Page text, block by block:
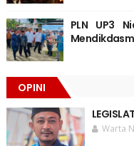
PLN UP3
OPINI
Warta